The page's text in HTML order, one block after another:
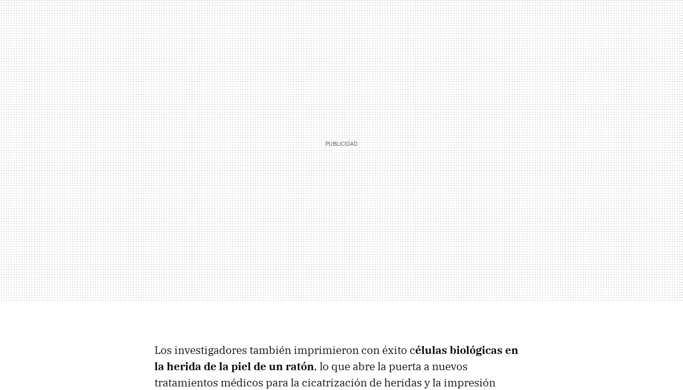
Los investigadores también imprimieron con éxito células biológicas en
la herida de la piel de un ratón, lo que abre la puerta a nuevos
tratamientos médicos para la cicatrización de heridas y la impresión